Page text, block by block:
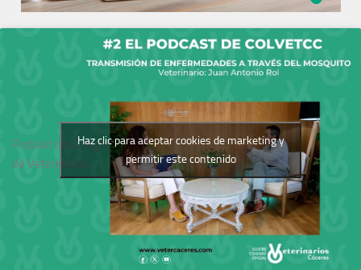
Podcast del Colegio
de Veterinarios
Haz clic para aceptar cookies de marketing y
permitir este contenido